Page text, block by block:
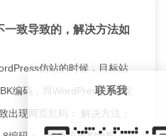
致导致的，解决方法如
仿站的时候，目标站
编码，而WordPress仿站程
出现网页乱码： 解决方法：
联系我